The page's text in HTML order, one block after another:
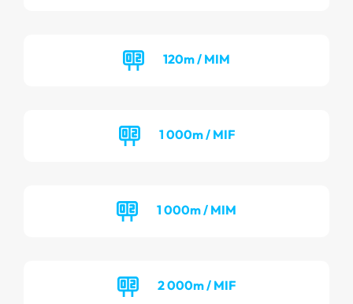
120m / MIM
1 000m / MIF
1 000m / MIM
2 000m / MIF